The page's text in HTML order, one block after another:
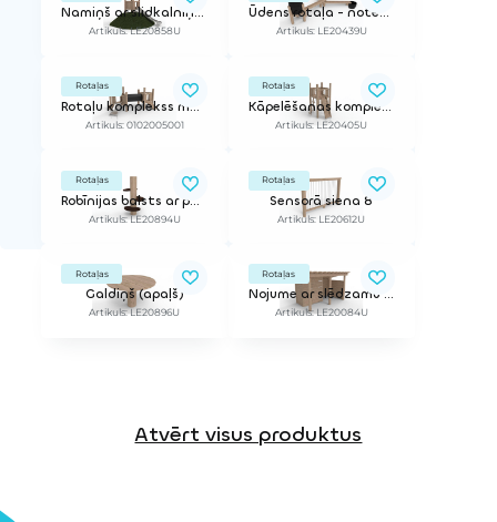
Namiņš ar slidkalniņu, paredzēts uzstādīšanai uz kalniņa
Artikuls: LE20858U
Ūdens rotaļa - noteces sistēma Y formā
Artikuls: LE20439U
Rotaļas
Rotaļu komplekss mazajiem bērniem
Artikuls: 0102005001
Rotaļas
Kāpelēšanas komplekss
Artikuls: LE20405U
Rotaļas
Robīnijas balsts ar pakāpieniem
Artikuls: LE20894U
Rotaļas
Sensorā siena 8
Artikuls: LE20612U
Rotaļas
Galdiņš (apaļš)
Artikuls: LE20896U
Rotaļas
Nojume ar slēdzamu telpu
Artikuls: LE20084U
Atvērt visus produktus